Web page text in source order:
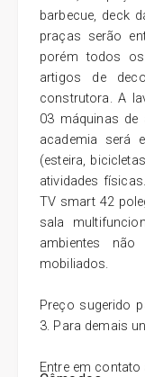
barbecue, deck
praças serão
porém todos os
artigos de
construtora. A
03 máquinas de
academia será
(esteira,
atividades
TV smart 42
sala
ambientes não
mobiliados.
Preço sugerido
3. Para demais
Entre em